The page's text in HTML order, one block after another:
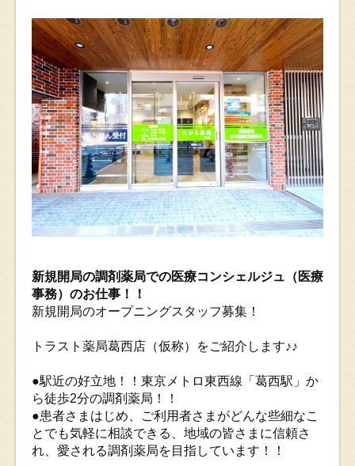
新規開局の調剤薬局での医療コンシェルジュ（医療
事務）のお仕事！！
新規開局のオープニングスタッフ募集！
トラスト薬局葛西店（仮称）をご紹介します♪♪
●駅近の好立地！！東京メトロ東西線「葛西駅」か
ら徒歩2分の調剤薬局！！
●患者さまはじめ、ご利用者さまがどんな些細なこ
とでも気軽に相談できる、地域の皆さまに信頼さ
れ、愛される調剤薬局を目指しています！！